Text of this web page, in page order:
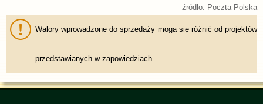
źródło: Poczta Polska
Walory wprowadzone do sprzedaży mogą się różnić od projektów
przedstawianych w zapowiedziach.